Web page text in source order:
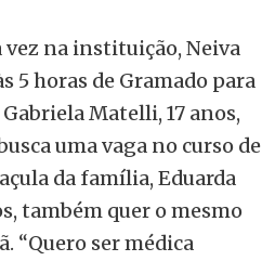
na instituição, Neiva
5 horas de Gramado para
Matelli, 17 anos,
uma vaga no curso de
da família, Eduarda
também quer o mesmo
“Quero ser médica